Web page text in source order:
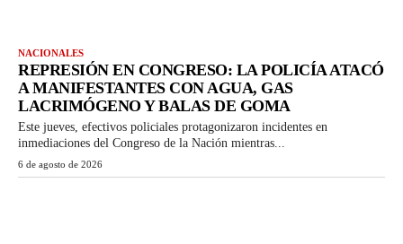
NACIONALES
REPRESIÓN EN CONGRESO: LA POLICÍA ATACÓ
A MANIFESTANTES CON AGUA, GAS
LACRIMÓGENO Y BALAS DE GOMA
Este jueves, efectivos policiales protagonizaron incidentes en
inmediaciones del Congreso de la Nación mientras...
6 de agosto de 2026